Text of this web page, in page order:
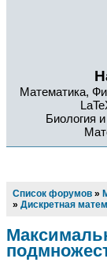
Математика,
Биология
Список форумов »
» Дискретная